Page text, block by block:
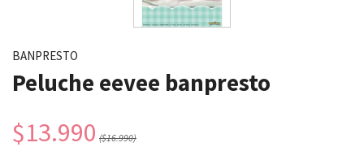
BANPRESTO
Peluche eevee banpresto
$13.990 ($16.990)